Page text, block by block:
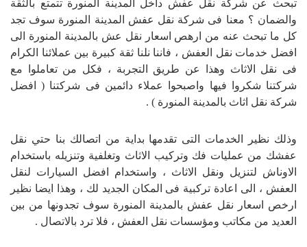
تبحث عن شركة نقل عفش داخل المدينة المنورة تتمتع بالثقة
والضمان ؟ معنا فى شركة نقل عفش المدينة المنورة سوف تجد
كل ما تبحث عنه من ارهص اسعار نقل عش بالمدينة المنورة الى
افضل خدمات نقل العفش ، فاننا نلنا ثقة كبيرة بين عملائنا الكرام
فى نقل الاثاث وهذا عن طريق التجربة ، فكل من تعاملوا مع
شركتنا شكروا فيها واصبحوا عملاء دائمين فى شركتنا ( افضل
شركة نقل اثاث بالمدينة المنورة ) .
وذلك نظير الخدمات التى تقدمها بداية من اتصالك بنا حتي نقل
عفشك من عمليات فك وتركيب الاثاث وتغلفية وتنزيله باستخدام
الاوناش لتنزيل ونقل الاثاث ، واستخدام افضل السيارات لنقل
العفش ، الى اعادة تركبية فى المكان الجديد لك ، وهذا ايضا نظير
ارخص اسعار نقل عفش بالمدينة المنورة سوف تجدونها من بين
العديد من مكاتب ومؤسسات نقل العفش ، فلا ترد بالاتصال .